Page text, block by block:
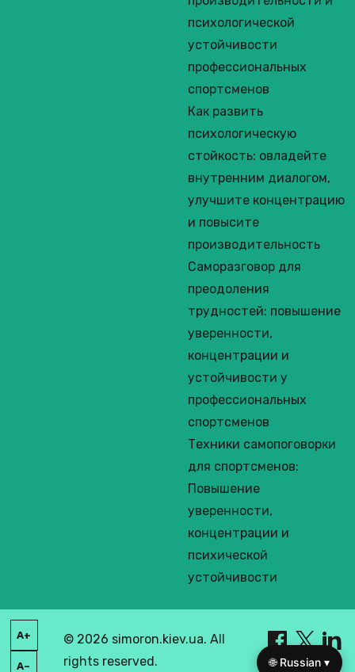
психологической
устойчивости
профессиональных
спортсменов
Как развить
психологическую
стойкость: овладейте
внутренним диалогом,
улучшите концентрацию
и повысите
производительность
Саморазговор для
преодоления
трудностей: повышение
уверенности,
концентрации и
устойчивости у
профессиональных
спортсменов
Техники самопоговорки
для спортсменов:
Повышение
уверенности,
концентрации и
психической
устойчивости
A+
A–
© 2026 simoron.kiev.ua. All
rights reserved.
🌐 Russian ▾